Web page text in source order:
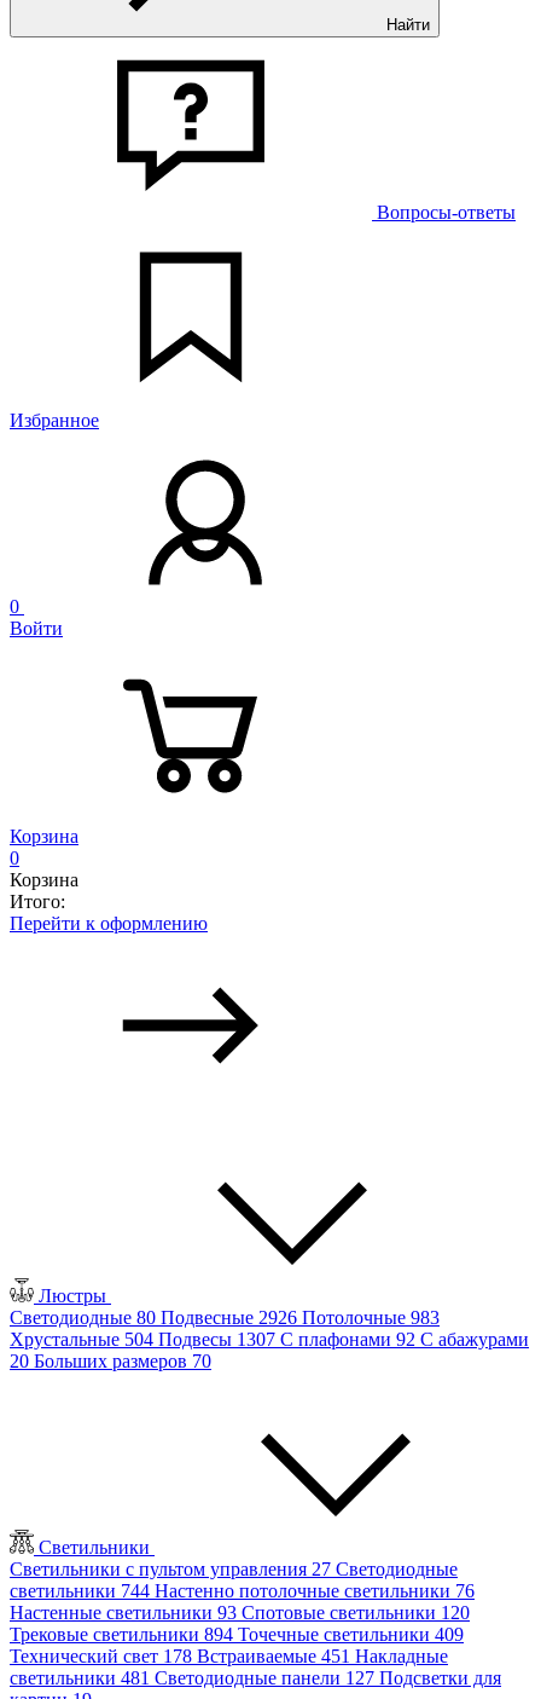
Найти
Вопросы-ответы
Избранное
0
Войти
Корзина
0
Корзина
Итого:
Перейти к оформлению
Люстры
Светодиодные 80 Подвесные 2926 Потолочные 983
Хрустальные 504 Подвесы 1307 С плафонами 92 С абажурами
20 Больших размеров 70
Светильники
Светильники с пультом управления 27 Светодиодные
светильники 744 Настенно потолочные светильники 76
Настенные светильники 93 Спотовые светильники 120
Трековые светильники 894 Точечные светильники 409
Технический свет 178 Встраиваемые 451 Накладные
светильники 481 Светодиодные панели 127 Подсветки для